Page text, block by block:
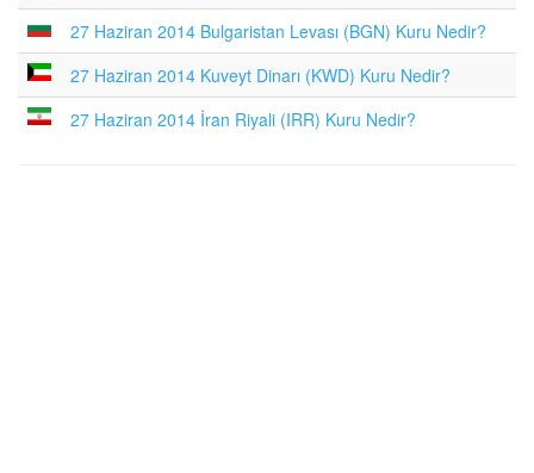
27 Haziran 2014 Bulgaristan Levası (BGN) Kuru Nedir?
27 Haziran 2014 Kuveyt Dinarı (KWD) Kuru Nedir?
27 Haziran 2014 İran Riyali (IRR) Kuru Nedir?